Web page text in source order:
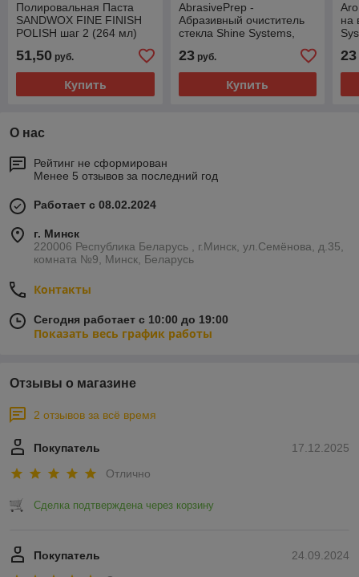
Полировальная Паста
SANDWOX FINE FINISH
POLISH шаг 2 (264 мл)
51,50 руб.
Купить
AbrasivePrep -
Абразивный очиститель
стекла Shine Systems,
23руб.
Купить
на
23
О нас
Рейтинг не сформирован
Менее 5 отзывов за последний год
Работает с 08.02.2024
г. Минск
220006 Республика Беларусь , г.Минск, ул.Семёнова, д.35,
комната №9, Минск, Беларусь
Контакты
Сегодня работает с 10:00 до 19:00
Показать весь график работы
Отзывы о магазине
2 отзывов за всё время
17.12.2025
Покупатель
Отлично
Сделка подтверждена через корзину
24.09.2024
Покупатель